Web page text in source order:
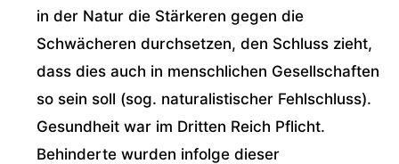
in der Natur die Stärkeren gegen die
Schwächeren durchsetzen, den Schluss zieht,
dass dies auch in menschlichen Gesellschaften
so sein soll (sog. naturalistischer Fehlschluss).
Gesundheit war im Dritten Reich Pflicht.
Behinderte wurden infolge dieser